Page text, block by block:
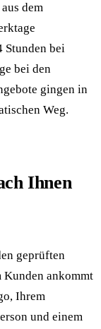
dem
Stunden bei
bei den
gingen in
Weg.
Ihnen
geprüften
Kunden ankommt
Ihrem
und einem